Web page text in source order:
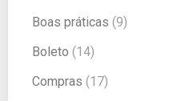
Boas práticas (9)
Boleto (14)
Compras (17)